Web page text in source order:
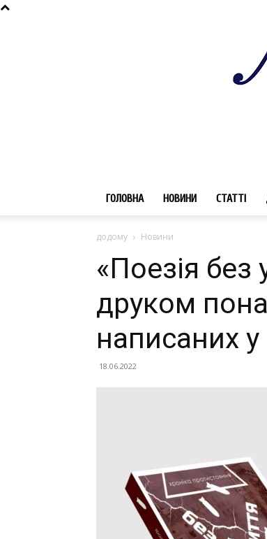
ГОЛОВНА НОВИНИ СТАТТІ
додому Новини
«Поезія
друком
написаних
18.06.2022